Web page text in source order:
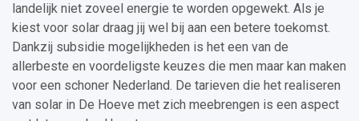
landelijk niet zoveel energie te worden opgewekt. Als je
kiest voor solar draag jij wel bij aan een betere toekomst.
Dankzij subsidie mogelijkheden is het een van de
allerbeste en voordeligste keuzes die men maar kan maken
voor een schoner Nederland. De tarieven die het realiseren
van solar in De Hoeve met zich meebrengen is een aspect